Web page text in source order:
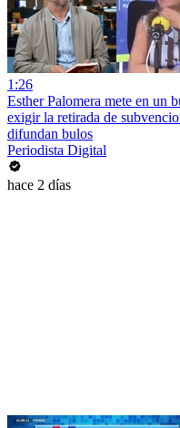
1:26
Esther Palomera mete en un
exigir la retirada de
difundan bulos
Periodista Digital
hace 2 días